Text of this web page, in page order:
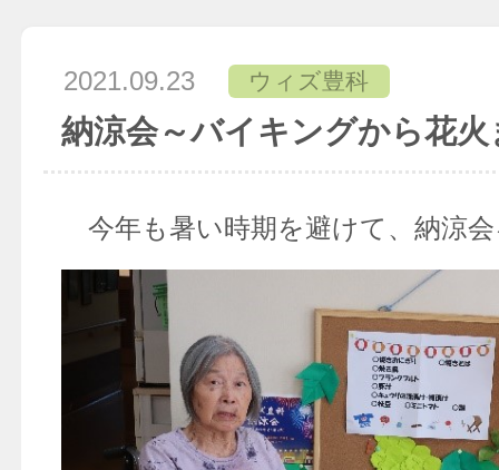
2021.09.23 ウィズ豊科
納涼会～バイキングから花火
今年も暑い時期を避けて、納涼